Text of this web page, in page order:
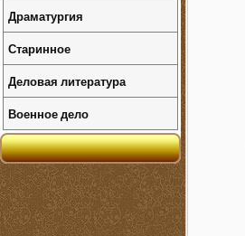
Драматургия
Старинное
Деловая литература
Военное дело